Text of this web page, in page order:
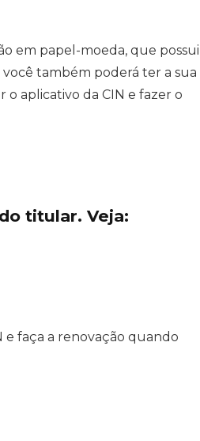
em papel-moeda, que possui
você também poderá ter a sua
o aplicativo da CIN e fazer o
titular. Veja:
faça a renovação quando